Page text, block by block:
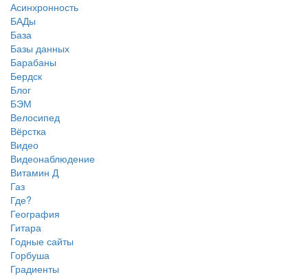
Асинхронность
БАДы
База
Базы данных
Барабаны
Бердск
Блог
БЭМ
Велосипед
Вёрстка
Видео
Видеонаблюдение
Витамин Д
Газ
Где?
География
Гитара
Годные сайты
Горбуша
Градиенты